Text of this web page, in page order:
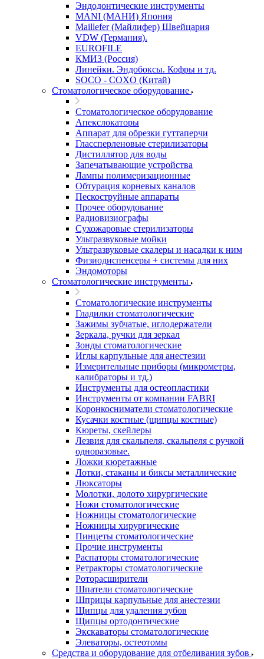
Эндодонтические инструменты
MANI (МАНИ) Япония
Maillefer (Майлифер) Швейцария
VDW (Германия).
EUROFILE
КМИЗ (Россия)
Линейки. Эндобоксы. Кофры и тд.
SOCO - COXO (Китай)
Стоматологическое оборудование
Стоматологическое оборудование
Апекслокаторы
Аппарат для обрезки гуттаперчи
Глассперленовые стерилизаторы
Дистиллятор для воды
Запечатывающие устройства
Лампы полимеризационные
Обтурация корневых каналов
Пескоструйные аппараты
Прочее оборудование
Радиовизиографы
Сухожаровые стерилизаторы
Ультразвуковые мойки
Ультразвуковые скалеры и насадки к ним
Физиодиспенсеры + системы для них
Эндомоторы
Стоматологические инструменты
Стоматологические инструменты
Гладилки стоматологические
Зажимы зубчатые, иглодержатели
Зеркала, ручки для зеркал
Зонды стоматологические
Иглы карпульные для анестезии
Измерительные приборы (микрометры,
калибраторы и тд.)
Инструменты для остеопластики
Инструменты от компании FABRI
Коронкосниматели стоматологические
Кусачки костные (щипцы костные)
Кюреты, скейлеры
Лезвия для скальпеля, скальпеля с ручкой
одноразовые.
Ложки кюретажные
Лотки, стаканы и биксы металлические
Люксаторы
Молотки, долото хирургические
Ножи стоматологические
Ножницы стоматологические
Ножницы хирургические
Пинцеты стоматологические
Прочие инструменты
Распаторы стоматологические
Ретракторы стоматологические
Роторасширители
Шпатели стоматологические
Шприцы карпульные для анестезии
Щипцы для удаления зубов
Щипцы ортодонтические
Экскаваторы стоматологические
Элеваторы, остеотомы
Средства и оборудование для отбеливания зубов